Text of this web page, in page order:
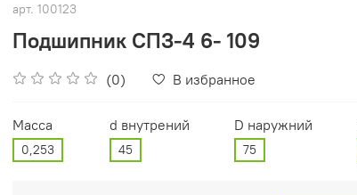
арт. 100123
Подшипник СПЗ-4 6- 109
(0) В избранное
Масса
0,253
d внутрений
45
D наружний
75